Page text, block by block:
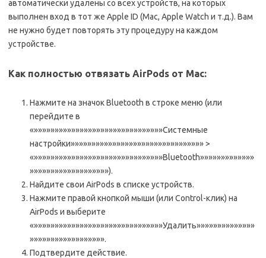
автоматически удалены со всех устройств, на которых
выполнен вход в тот же Apple ID (Mac, Apple Watch и т.д.). Вам
не нужно будет повторять эту процедуру на каждом
устройстве.
Как полностью отвязать AirPods от Mac:
Нажмите на значок Bluetooth в строке меню (или
перейдите в
«»»»»»»»»»»»»»»»»»»»»»»»»»»»»»»»Системные
настройки»»»»»»»»»»»»»»»»»»»»»»»»»»»»»»»» >
«»»»»»»»»»»»»»»»»»»»»»»»»»»»»»»»Bluetooth»»»»»»»»»»»»»
»»»»»»»»»»»»»»»»»»»).
Найдите свои AirPods в списке устройств.
Нажмите правой кнопкой мыши (или Control-клик) на
AirPods и выберите
«»»»»»»»»»»»»»»»»»»»»»»»»»»»»»»»Удалить»»»»»»»»»»»»»»
»»»»»»»»»»»»»»»»»».
Подтвердите действие.